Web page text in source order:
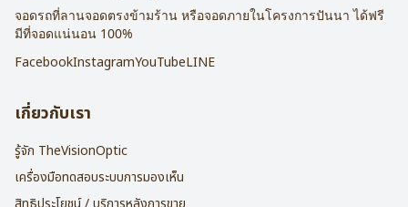
จอดรถที่ลานจอดตรงข้ามร้าน หรือจอดภายในโครงการปันนา ได้ฟรี
มีที่จอดแน่นอน 100%
FacebookInstagramYouTubeLINE
เกี่ยวกับเรา
รู้จัก TheVisionOptic
เครื่องมือทดสอบระบบการมองเห็น